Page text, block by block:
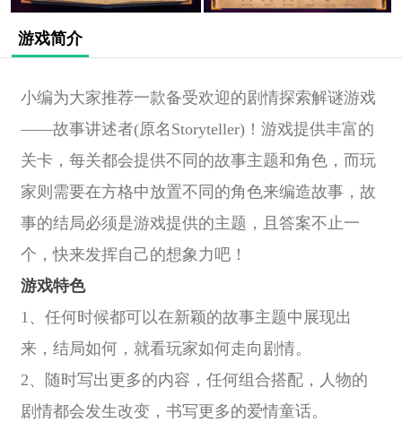
游戏简介
小编为大家推荐一款备受欢迎的剧情探索解谜游戏
——故事讲述者(原名Storyteller)！游戏提供丰富的
关卡，每关都会提供不同的故事主题和角色，而玩
家则需要在方格中放置不同的角色来编造故事，故
事的结局必须是游戏提供的主题，且答案不止一
个，快来发挥自己的想象力吧！
游戏特色
1、任何时候都可以在新颖的故事主题中展现出
来，结局如何，就看玩家如何走向剧情。
2、随时写出更多的内容，任何组合搭配，人物的
剧情都会发生改变，书写更多的爱情童话。